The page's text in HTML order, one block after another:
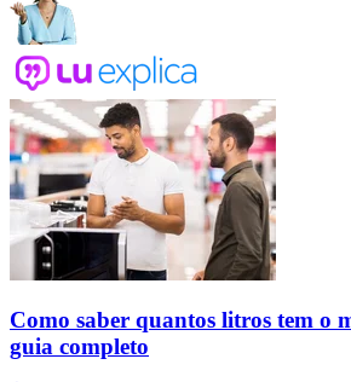
Como saber quantos litros tem o
guia completo